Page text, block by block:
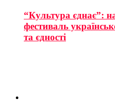
“Культура єднає”:
фестиваль
та єдності